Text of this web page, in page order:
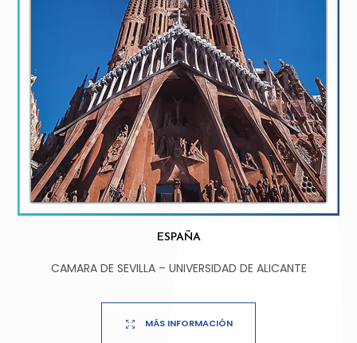
ESPAÑA
CAMARA DE SEVILLA – UNIVERSIDAD DE ALICANTE
MÁS INFORMACIÓN